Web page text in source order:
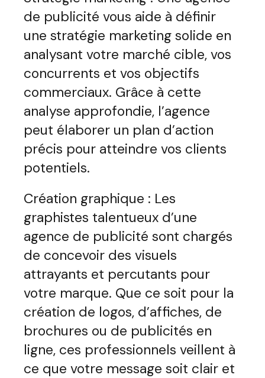
de publicité vous aide à définir
une stratégie marketing solide en
analysant votre marché cible, vos
concurrents et vos objectifs
commerciaux. Grâce à cette
analyse approfondie, l’agence
peut élaborer un plan d’action
précis pour atteindre vos clients
potentiels.
Création graphique : Les
graphistes talentueux d’une
agence de publicité sont chargés
de concevoir des visuels
attrayants et percutants pour
votre marque. Que ce soit pour la
création de logos, d’affiches, de
brochures ou de publicités en
ligne, ces professionnels veillent à
ce que votre message soit clair et